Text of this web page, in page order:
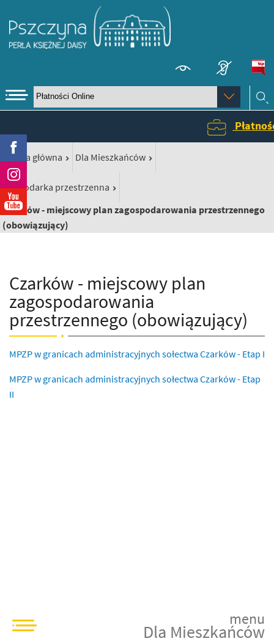
menu
Wybierz
stronę:
Strona główna Dla Mieszkańców
Gospodarka przestrzenna
Czarków - miejscowy plan zagospodarowania przestrzennego
(obowiązujący)
Czarków - miejscowy plan
zagospodarowania
przestrzennego (obowiązujący)
MPZP w granicach administracyjnych sołectwa Czarków - Etap I
MPZP w granicach administracyjnych sołectwa Czarków - Etap
II
menu
Dla Mieszkańców